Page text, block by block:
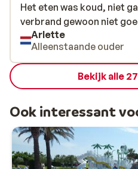
Het eten was koud, niet
verbrand gewoon niet
Het eten was koud, niet
verbrand gewoon niet
Arlette
Alleenstaande ouder
Bekijk alle
Ook interessant